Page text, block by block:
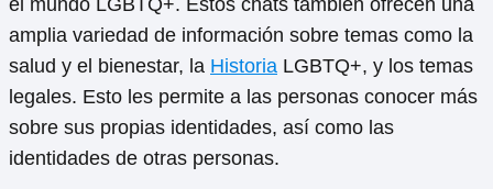
amplia variedad de información sobre temas como la
salud y el bienestar, la Historia LGBTQ+, y los temas
legales. Esto les permite a las personas conocer más
sobre sus propias identidades, así como las
identidades de otras personas.